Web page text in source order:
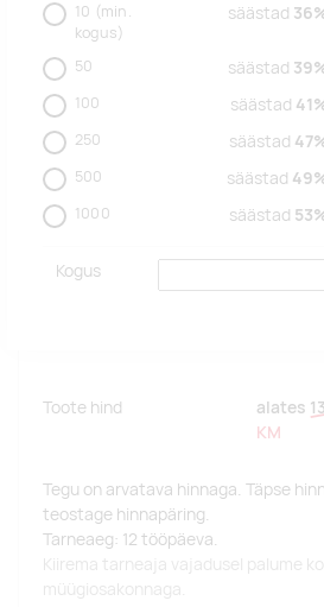
10 (min.
kogus)
säästad
50 säästad
100 säästad
250 säästad
500 säästad
1000 säästad
Kogus
Toote hind alates
KM
Tegu on arvatava hinnaga. Täpse
teostage hinnapäring.
Tarneaeg: 12 tööpäeva.
Kiirema tarneaja vajadusel palume
müügiosakonnaga.